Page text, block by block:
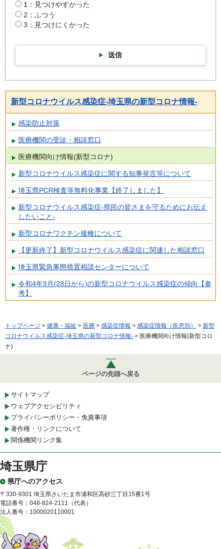
1：見つけやすかった
2：ふつう
3：見つけにくかった
送信
新型コロナウイルス感染症-埼玉県の新型コロナ情報-
感染防止対策
医療機関の受診・相談窓口
医療機関向け情報(新型コロナ)
新型コロナウイルス感染症に関する知事発言等について
埼玉県PCR検査等無料化事業【終了しました】
新型コロナウイルス感染症-県民の皆さまを守るためにお伝え
したいこと-
新型コロナワクチン接種について
【更新終了】新型コロナウイルス感染症に関連した相談窓口
埼玉県緊急事態措置相談センターについて
令和4年9月(28日から)の新型コロナウイルス感染症の傾向【参
考】
トップページ > 健康・福祉 > 医療 > 感染症情報 > 感染症情報（疾患別） > 新型
コロナウイルス感染症-埼玉県の新型コロナ情報- > 医療機関向け情報(新型コロ
ナ)
ページの先頭へ戻る
サイトマップ
ウェブアクセシビリティ
プライバシーポリシー・免責事項
著作権・リンクについて
関係機関リンク集
埼玉県庁
県庁へのアクセス
〒330-9301 埼玉県さいたま市浦和区高砂三丁目15番1号
電話番号：048-824-2111（代表）
法人番号：1000020110001